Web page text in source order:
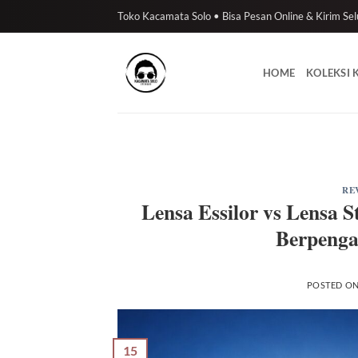
to
Toko Kacamata Solo • Bisa Pesan Online & Kirim
HOME KOLEKSI
Lensa Essilor vs Lensa
POSTED
15